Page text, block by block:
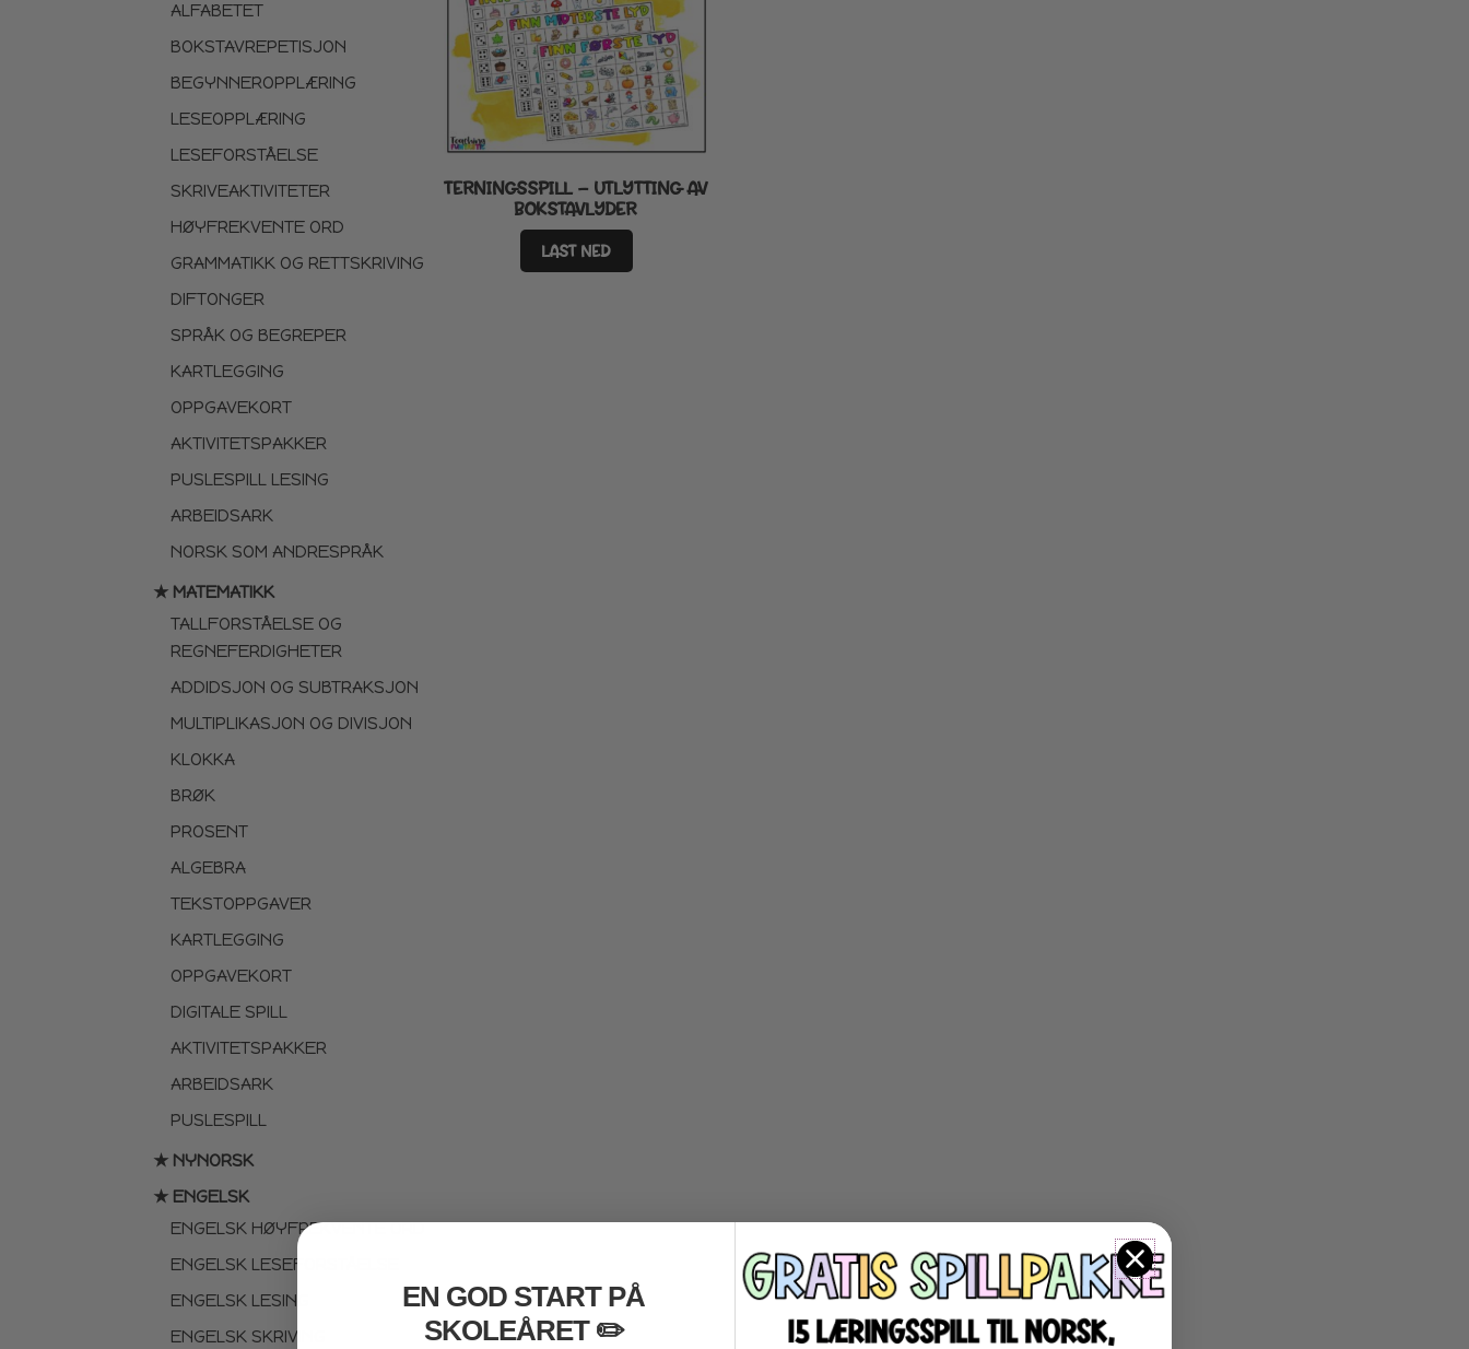
ALFABETET
BOKSTAVREPETISJON
BEGYNNEROPPLÆRING
LESEOPPLÆRING
LESEFORSTÅELSE
SKRIVEAKTIVITETER
HØYFREKVENTE ORD
GRAMMATIKK OG RETTSKRIVING
DIFTONGER
SPRÅK OG BEGREPER
KARTLEGGING
OPPGAVEKORT
AKTIVITETSPAKKER
PUSLESPILL LESING
ARBEIDSARK
NORSK SOM ANDRESPRÅK
★ MATEMATIKK
TALLFORSTÅELSE OG
REGNEFERDIGHETER
ADDIDSJON OG SUBTRAKSJON
MULTIPLIKASJON OG DIVISJON
KLOKKA
BRØK
PROSENT
ALGEBRA
TEKSTOPPGAVER
KARTLEGGING
OPPGAVEKORT
DIGITALE SPILL
AKTIVITETSPAKKER
ARBEIDSARK
PUSLESPILL
★ NYNORSK
★ ENGELSK
ENGELSK HØYFREKVENTE ORD
ENGELSK LESEFORSTÅELSE
ENGELSK LESING
ENGELSK SKRIVING
TERNINGSSPILL – UTLYTTING AV
BOKSTAVLYDER
LAST NED
EN GOD START PÅ
SKOLEÅRET​ ✏️